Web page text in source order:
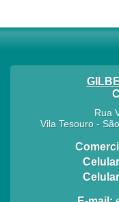
Rua
Vila Tesouro-